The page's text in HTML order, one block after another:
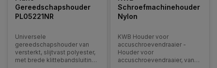
Gereedschapshouder
PL05221NR
Universele
gereedschapshouder van
versterkt, slijtvast polyester,
met brede klittebandsluiting.
Schroefmachinehouder
Nylon
KWB Houder voor
accuschroevendraaier -
Houder voor
accuschroevendraaier, van